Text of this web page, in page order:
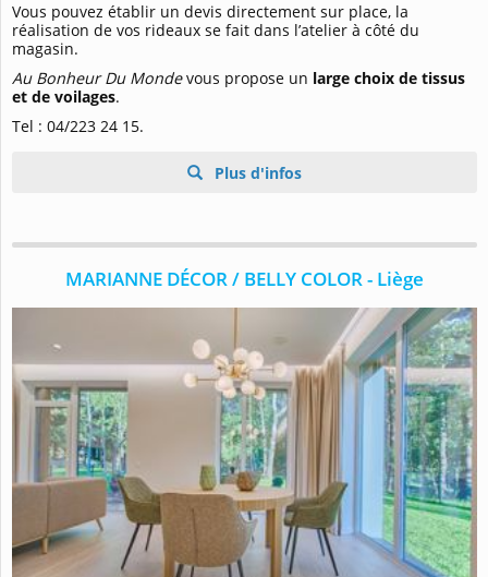
Vous pouvez établir un devis directement sur place, la
réalisation de vos rideaux se fait dans l’atelier à côté du
magasin.
Au Bonheur Du Mondevous propose un large choix de tissus
et de voilages.
Tel : 04/223 24 15.
Plus d'infos
MARIANNE DÉCOR / BELLY COLOR - Liège